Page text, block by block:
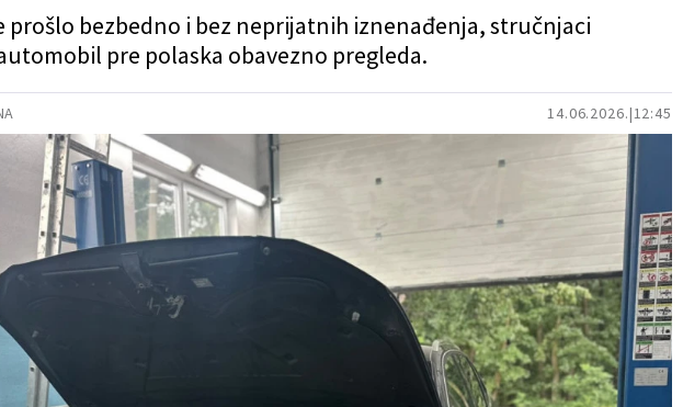
14.06.2026. 12:45
prošlo bezbedno i bez neprijatnih iznenađenja, stručnjaci
pre polaska obavezno pregleda.